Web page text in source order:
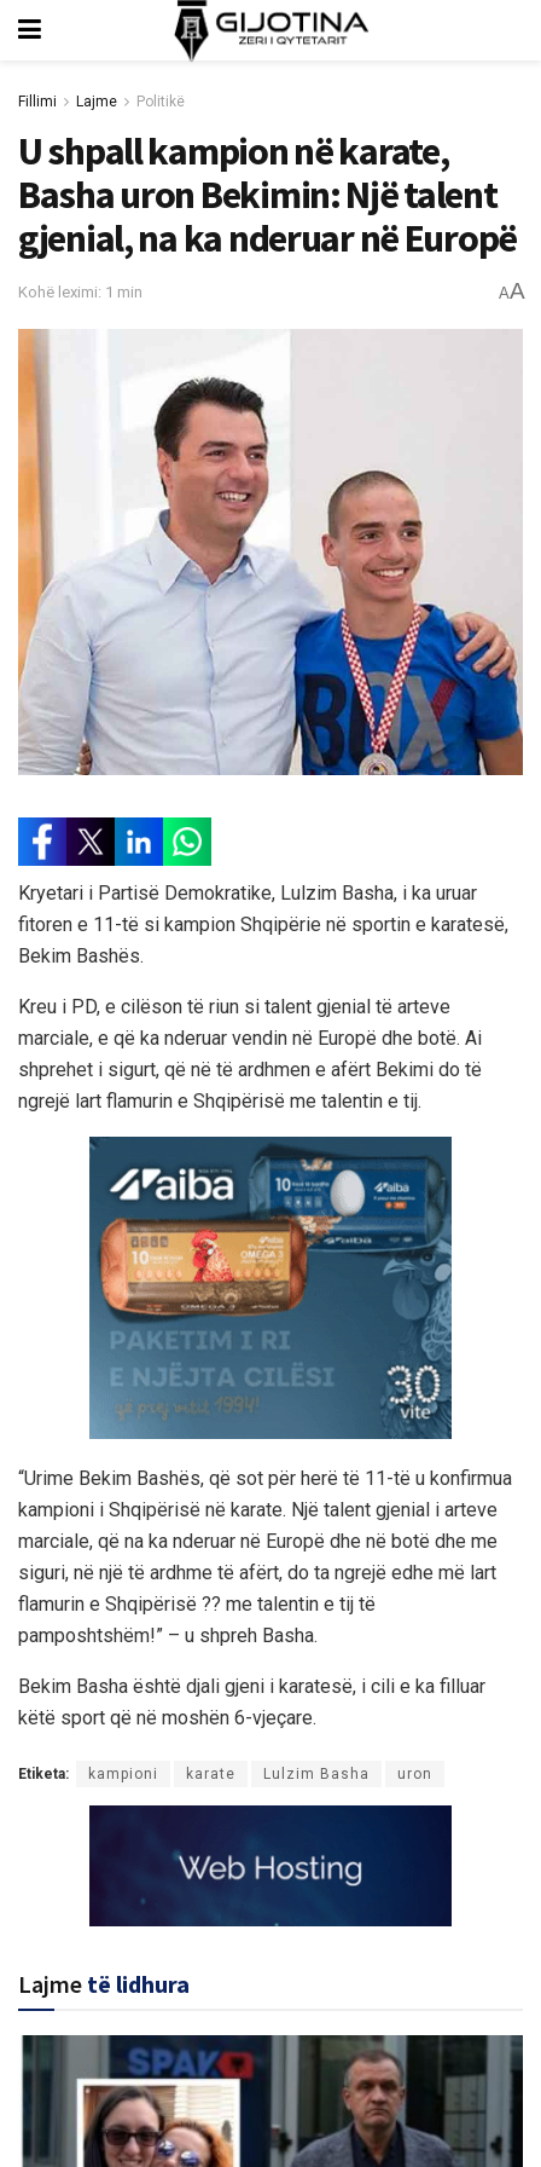
Fillimi Lajme Politikë
U shpall kampion në karate,
Basha uron Bekimin: Një talent
gjenial, na ka nderuar në Europë
Kohë leximi: 1 min AA
Kryetari i Partisë Demokratike, Lulzim Basha, i ka uruar
fitoren e 11-të si kampion Shqipërie në sportin e karatesë,
Bekim Bashës.
Kreu i PD, e cilëson të riun si talent gjenial të arteve
marciale, e që ka nderuar vendin në Europë dhe botë. Ai
shprehet i sigurt, që në të ardhmen e afërt Bekimi do të
ngrejë lart flamurin e Shqipërisë me talentin e tij.
“Urime Bekim Bashës, që sot për herë të 11-të u konfirmua
kampioni i Shqipërisë në karate. Një talent gjenial i arteve
marciale, që na ka nderuar në Europë dhe në botë dhe me
siguri, në një të ardhme të afërt, do ta ngrejë edhe më lart
flamurin e Shqipërisë ?? me talentin e tij të
pamposhtshëm!” – u shpreh Basha.
Bekim Basha është djali gjeni i karatesë, i cili e ka filluar
këtë sport që në moshën 6-vjeçare.
Etiketa: kampioni karate Lulzim Basha uron
Lajme të lidhura